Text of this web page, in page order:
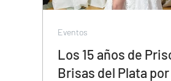
Los 15 años de
Brisas del Plata por
Eventos